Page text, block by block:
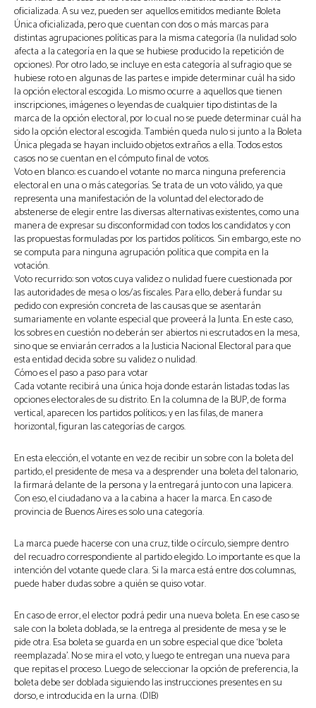
oficializada. A su vez, pueden ser aquellos emitidos mediante Boleta
Única oficializada, pero que cuentan con dos o más marcas para
distintas agrupaciones políticas para la misma categoría (la nulidad solo
afecta a la categoría en la que se hubiese producido la repetición de
opciones). Por otro lado, se incluye en esta categoría al sufragio que se
hubiese roto en algunas de las partes e impide determinar cuál ha sido
la opción electoral escogida. Lo mismo ocurre a aquellos que tienen
inscripciones, imágenes o leyendas de cualquier tipo distintas de la
marca de la opción electoral, por lo cual no se puede determinar cuál ha
sido la opción electoral escogida. También queda nulo si junto a la Boleta
Única plegada se hayan incluido objetos extraños a ella. Todos estos
casos no se cuentan en el cómputo final de votos.
Voto en blanco: es cuando el votante no marca ninguna preferencia
electoral en una o más categorías. Se trata de un voto válido, ya que
representa una manifestación de la voluntad del electorado de
abstenerse de elegir entre las diversas alternativas existentes, como una
manera de expresar su disconformidad con todos los candidatos y con
las propuestas formuladas por los partidos políticos. Sin embargo, este no
se computa para ninguna agrupación política que compita en la
votación.
Voto recurrido: son votos cuya validez o nulidad fuere cuestionada por
las autoridades de mesa o los/as fiscales. Para ello, deberá fundar su
pedido con expresión concreta de las causas que se asentarán
sumariamente en volante especial que proveerá la Junta. En este caso,
los sobres en cuestión no deberán ser abiertos ni escrutados en la mesa,
sino que se enviarán cerrados a la Justicia Nacional Electoral para que
esta entidad decida sobre su validez o nulidad.
Cómo es el paso a paso para votar
Cada votante recibirá una única hoja donde estarán listadas todas las
opciones electorales de su distrito. En la columna de la BUP, de forma
vertical, aparecen los partidos políticos; y en las filas, de manera
horizontal, figuran las categorías de cargos.
En esta elección, el votante en vez de recibir un sobre con la boleta del
partido, el presidente de mesa va a desprender una boleta del talonario,
la firmará delante de la persona y la entregará junto con una lapicera.
Con eso, el ciudadano va a la cabina a hacer la marca. En caso de
provincia de Buenos Aires es solo una categoría.
La marca puede hacerse con una cruz, tilde o círculo, siempre dentro
del recuadro correspondiente al partido elegido. Lo importante es que la
intención del votante quede clara. Si la marca está entre dos columnas,
puede haber dudas sobre a quién se quiso votar.
En caso de error, el elector podrá pedir una nueva boleta. En ese caso se
sale con la boleta doblada, se la entrega al presidente de mesa y se le
pide otra. Esa boleta se guarda en un sobre especial que dice ‘boleta
reemplazada’. No se mira el voto, y luego te entregan una nueva para
que repitas el proceso. Luego de seleccionar la opción de preferencia, la
boleta debe ser doblada siguiendo las instrucciones presentes en su
dorso, e introducida en la urna. (DIB)